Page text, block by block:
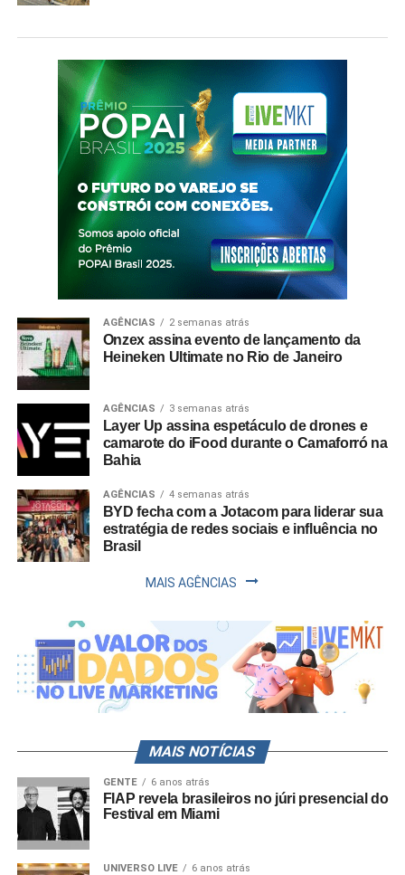
AGÊNCIAS 2 semanas atrás
Onzex assina evento de lançamento da
Heineken Ultimate no Rio de Janeiro
AGÊNCIAS 3 semanas atrás
Layer Up assina espetáculo de drones e
camarote do iFood durante o Camaforró na
Bahia
AGÊNCIAS 4 semanas atrás
BYD fecha com a Jotacom para liderar sua
estratégia de redes sociais e influência no
Brasil
MAIS AGÊNCIAS
MAIS NOTÍCIAS
GENTE 6 anos atrás
FIAP revela brasileiros no júri presencial do
Festival em Miami
UNIVERSO LIVE 6 anos atrás